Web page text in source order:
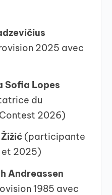
2025 avec
Sofia Lopes
du
2026)
(participante
et 2025)
Andreassen
1985 avec